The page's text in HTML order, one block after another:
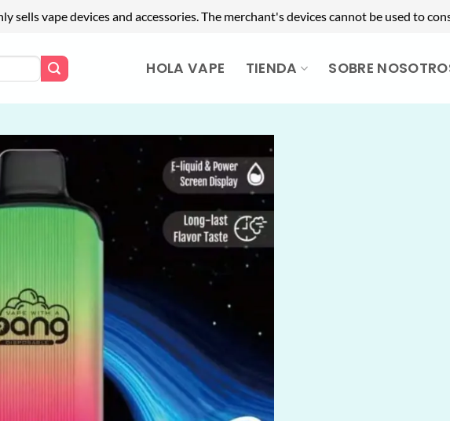
sells vape devices and accessories. The merchant's devices cannot be used to
HOLA VAPE TIENDA SOBRE